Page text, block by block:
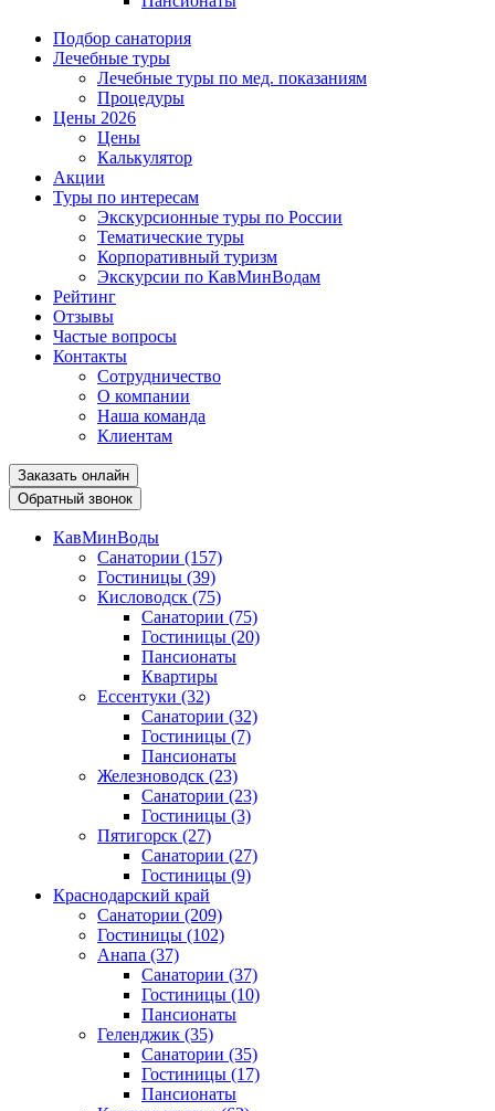
Подбор санатория
Лечебные туры
Лечебные туры по мед. показаниям
Процедуры
Цены 2026
Цены
Калькулятор
Акции
Туры по интересам
Экскурсионные туры по России
Тематические туры
Корпоративный туризм
Экскурсии по КавМинВодам
Рейтинг
Отзывы
Частые вопросы
Контакты
Сотрудничество
О компании
Наша команда
Клиентам
Заказать онлайн
Обратный звонок
КавМинВоды
Санатории (157)
Гостиницы (39)
Кисловодск (75)
Санатории (75)
Гостиницы (20)
Пансионаты
Квартиры
Ессентуки (32)
Санатории (32)
Гостиницы (7)
Пансионаты
Железноводск (23)
Санатории (23)
Гостиницы (3)
Пятигорск (27)
Санатории (27)
Гостиницы (9)
Краснодарский край
Санатории (209)
Гостиницы (102)
Анапа (37)
Санатории (37)
Гостиницы (10)
Пансионаты
Геленджик (35)
Санатории (35)
Гостиницы (17)
Пансионаты